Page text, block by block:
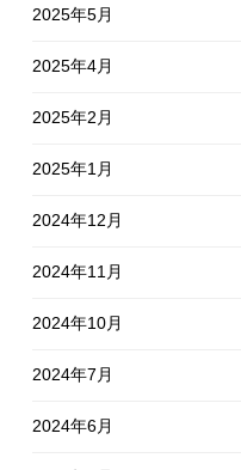
2025年5月
2025年4月
2025年2月
2025年1月
2024年12月
2024年11月
2024年10月
2024年7月
2024年6月